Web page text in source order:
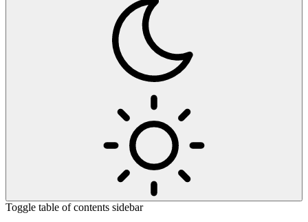
Toggle table of contents sidebar